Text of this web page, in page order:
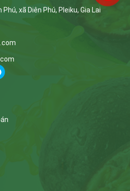
Phú, xã Diên Phú, Pleiku, Gia Lai